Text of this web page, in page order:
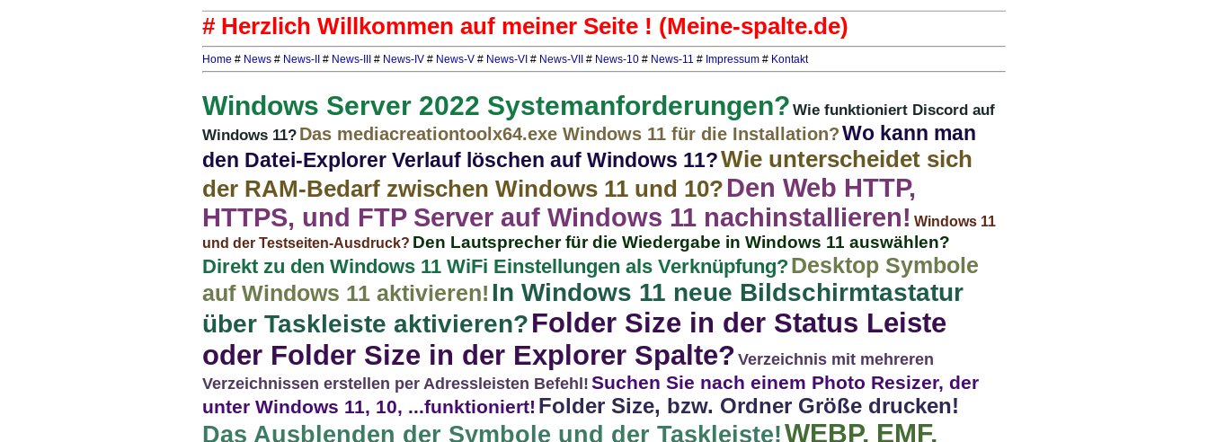
# Herzlich Willkommen auf meiner Seite ! (Meine-spalte.de)
Home # News # News-II # News-III # News-IV # News-V # News-VI # News-VII # News-10 # News-11 # Impressum # Kontakt
Windows Server 2022 Systemanforderungen? Wie funktioniert Discord auf
Windows 11? Das mediacreationtoolx64.exe Windows 11 für die Installation?Wo kann man
den Datei-Explorer Verlauf löschen auf Windows 11?Wie unterscheidet sich
der RAM-Bedarf zwischen Windows 11 und 10? Den Web HTTP,
HTTPS, und FTP Server auf Windows 11 nachinstallieren! Windows 11
und der Testseiten-Ausdruck? Den Lautsprecher für die Wiedergabe in Windows 11 auswählen?
Direkt zu den Windows 11 WiFi Einstellungen als Verknüpfung?Desktop Symbole
auf Windows 11 aktivieren! In Windows 11 neue Bildschirmtastatur
über Taskleiste aktivieren?Folder Size in der Status Leiste
oder Folder Size in der Explorer Spalte? Verzeichnis mit mehreren
Verzeichnissen erstellen per Adressleisten Befehl! Suchen Sie nach einem Photo Resizer, der
unter Windows 11, 10, ...funktioniert! Folder Size, bzw. Ordner Größe drucken!
Das Ausblenden der Symbole und der Taskleiste!WEBP, EMF,